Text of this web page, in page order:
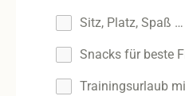
Sitz, Platz, Spaß …
Snacks für beste
Trainingsurlaub